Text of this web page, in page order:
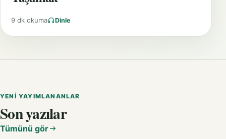
9 dk okuma Dinle
YENI YAYIMLANANLAR
Son yazılar
Tümünü gör